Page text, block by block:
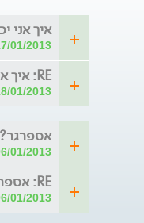
איך אני
17/01/2013 | 12:13 | מאת:
RE: איך אני יכול לדעת אם אני אוטיסט ?
18/01/2013 | 08:19 | מאת: דורון
06/01/2013 | 10:50 | מאת:
RE: אספרגר?
06/01/2013 | 22:45 | מאת: ד"ר